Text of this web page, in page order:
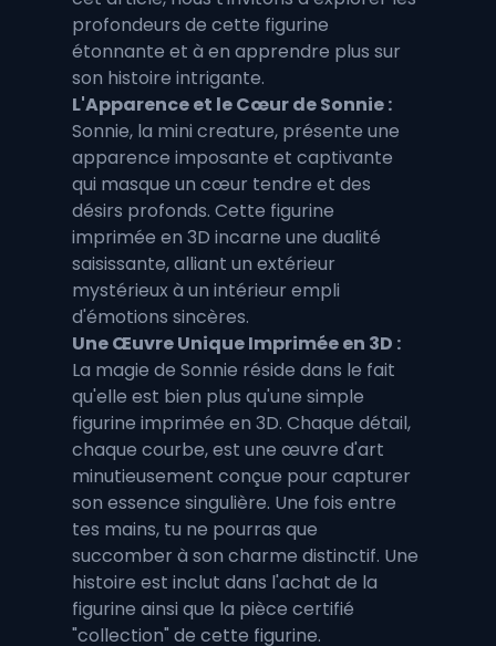
profondeurs de cette figurine
étonnante et à en apprendre plus sur
son histoire intrigante.
L'Apparence et le Cœur de Sonnie :
Sonnie, la mini creature, présente une
apparence imposante et captivante
qui masque un cœur tendre et des
désirs profonds. Cette figurine
imprimée en 3D incarne une dualité
saisissante, alliant un extérieur
mystérieux à un intérieur empli
d'émotions sincères.
Une Œuvre Unique Imprimée en 3D :
La magie de Sonnie réside dans le fait
qu'elle est bien plus qu'une simple
figurine imprimée en 3D. Chaque détail,
chaque courbe, est une œuvre d'art
minutieusement conçue pour capturer
son essence singulière. Une fois entre
tes mains, tu ne pourras que
succomber à son charme distinctif. Une
histoire est inclut dans l'achat de la
figurine ainsi que la pièce certifié
"collection" de cette figurine.